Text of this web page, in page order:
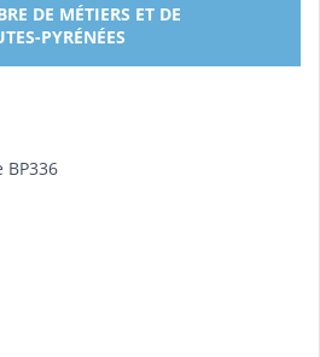
DE MÉTIERS ET DE
PYRÉNÉES